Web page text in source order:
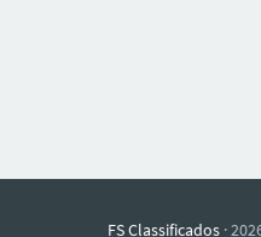
FS Classificados·